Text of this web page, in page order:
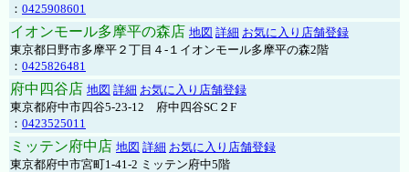
： 0425908601
イオンモール多摩平の森店 地図 詳細 お気に入り店舗登録
東京都日野市多摩平２丁目４-１イオンモール多摩平の森2階
： 0425826481
府中四谷店 地図 詳細 お気に入り店舗登録
東京都府中市四谷5-23-12 府中四谷SC２F
： 0423525011
ミッテン府中店 地図 詳細 お気に入り店舗登録
東京都府中市宮町1-41-2 ミッテン府中5階